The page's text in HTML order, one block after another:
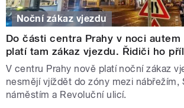
Noční zákaz vjezdu
Do části centra Prahy v noci
platí tam zákaz vjezdu. Řidiči ho
V centru Prahy nově platí noční zákaz
nesmějí vjíždět do zóny mezi nábřežím,
náměstím a Revoluční ulicí.